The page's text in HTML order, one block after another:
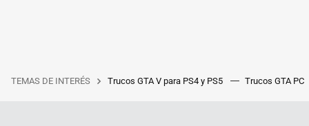
TEMAS DE INTERÉS Trucos GTA V para PS4 y PS5 Trucos GTA PC